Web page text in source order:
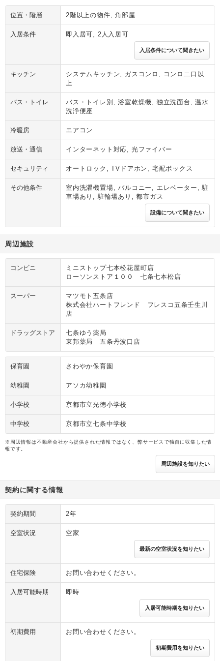
位置・階層 2階以上の物件, 角部屋
入居条件 即入居可, 2人入居可
入居条件について聞きたい
キッチン
システムキッチン, ガスコンロ, コンロ二口以
上
バス・トイレ
バス・トイレ別, 浴室乾燥機, 独立洗面台, 温水
洗浄便座
冷暖房 エアコン
放送・通信 インターネット対応, 光ファイバー
セキュリティ オートロック, TVドアホン, 宅配ボックス
その他条件
室内洗濯機置場, バルコニー, エレベーター, 駐
車場あり, 駐輪場あり, 都市ガス
設備について聞きたい
周辺施設
コンビニ
ミニストップ七本松花屋町店
ローソンストア１００ 七条七本松店
スーパー
マツモト五条店
株式会社ハートフレンド フレスコ五条壬生川
店
ドラッグストア
七条ゆう薬局
東邦薬局 五条丹波口店
保育園 さわやか保育園
幼稚園 アソカ幼稚園
小学校 京都市立光徳小学校
中学校 京都市立七条中学校
※周辺情報は不動産会社から提供された情報ではなく、弊サービスで独自に収集した情
報です。
周辺施設を知りたい
契約に関する情報
契約期間 2年
空室状況 空家
最新の空室状況を知りたい
住宅保険 お問い合わせください。
入居可能時期 即時
入居可能時期を知りたい
初期費用 お問い合わせください。
初期費用を知りたい